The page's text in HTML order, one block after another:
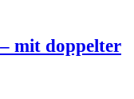
mit dop­pel­ter